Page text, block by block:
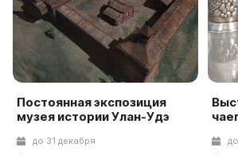
Постоянная экспозиция
музея истории Улан-Удэ
до 31 декабря